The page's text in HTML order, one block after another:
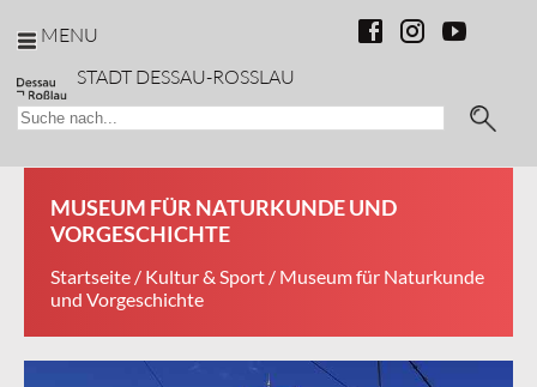
MENU
STADT DESSAU-ROSSLAU
MUSEUM FÜR NATURKUNDE UND
VORGESCHICHTE
Startseite / Kultur & Sport / Museum für Naturkunde
und Vorgeschichte